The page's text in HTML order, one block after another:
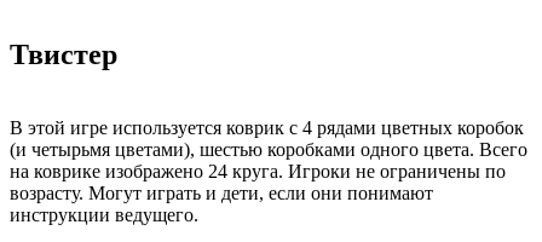
Твистер
В этой игре используется коврик с 4 рядами цветных коробок
(и четырьмя цветами), шестью коробками одного цвета. Всего
на коврике изображено 24 круга. Игроки не ограничены по
возрасту. Могут играть и дети, если они понимают
инструкции ведущего.